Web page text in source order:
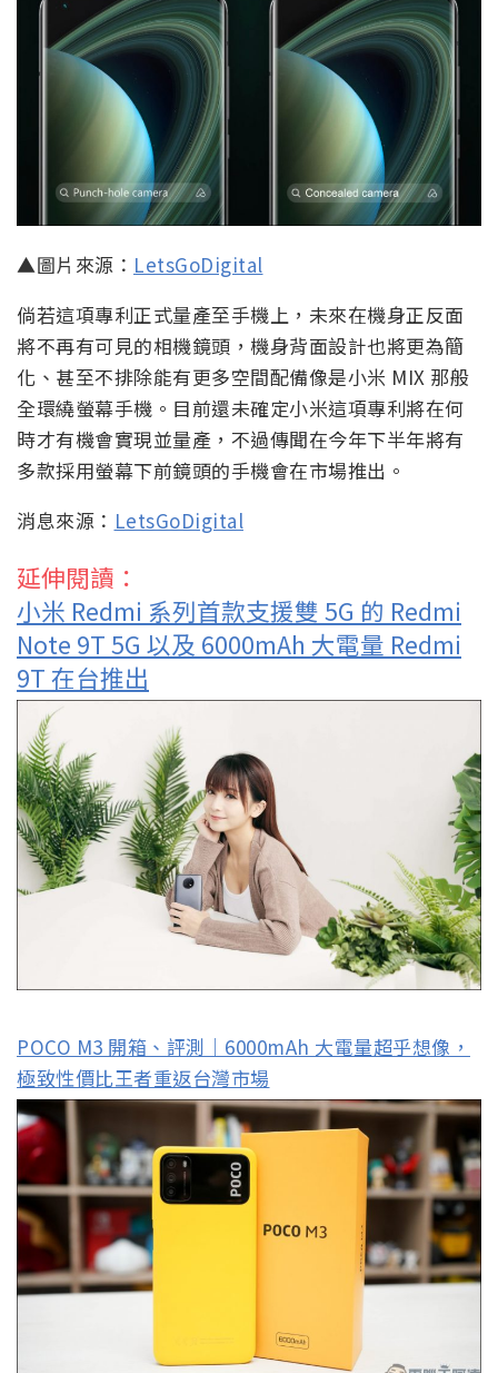
▲圖片來源： LetsGoDigital
倘若這項專利正式量產至手機上，未來在機身正反面
將不再有可見的相機鏡頭，機身背面設計也將更為簡
化、甚至不排除能有更多空間配備像是小米 MIX 那般
全環繞螢幕手機。目前還未確定小米這項專利將在何
時才有機會實現並量產，不過傳聞在今年下半年將有
多款採用螢幕下前鏡頭的手機會在市場推出。
消息來源： LetsGoDigital
延伸閱讀：
小米 Redmi 系列首款支援雙 5G 的 Redmi
Note 9T 5G 以及 6000mAh 大電量 Redmi
9T 在台推出
POCO M3 開箱、評測｜6000mAh 大電量超乎想像，
極致性價比王者重返台灣市場